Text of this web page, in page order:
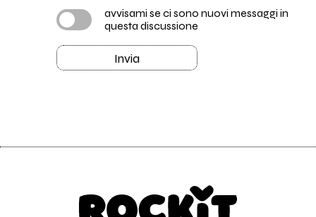
avvisami se ci sono nuovi messaggi in
questa discussione
Invia